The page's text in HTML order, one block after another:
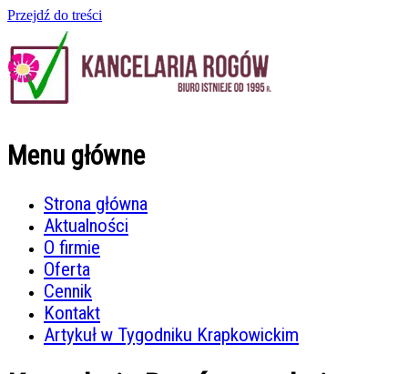
Przejdź do treści
Menu główne
Strona główna
Aktualności
O firmie
Oferta
Cennik
Kontakt
Artykuł w Tygodniku Krapkowickim